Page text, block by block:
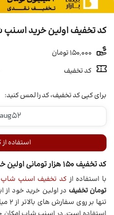
کد تخفیف اولین خرید
کد تخفیف
برای کپی کد تخفیف، کد را لمس کنید:
استفاده
کد تخفیف 150 هزار تومانی اولین خرید اسنپ شاپ
با استفاده ازکد تخفیف اسنپ شاپ
تومان تخفیف در اولین خرید خود از